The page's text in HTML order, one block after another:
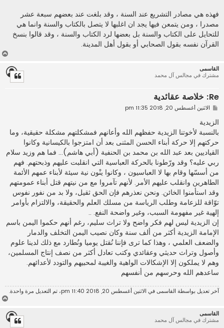
فهذه هي مصادر التشريع عند السنة ، وقد بلغت عند بعضهم سبعة عشر
مصدرا ، ومن يتمعن فيها يجد ان اغلبها لا يتصل بالكتاب والسنة وانما هي
للتحايل على الكتاب والسنة بل بعضها لرد الكتاب والسنة ، وقد قالوا بنسخ
القرآن نفسه بقول الصحابي أو بقول أهل المدينة.
القاسمى
مشترك في مجالس آل محمد
Re: خلاصة عقائدية
م
ر
ك
ة
الاثنين أغسطس 20, 2018 11:35 pm
الزيدية
بالنسبة لأخوتنا الزيدية حفظهم الله وأعانهم فمشكلتهم مشكلة حقيقية، وما
حركتهم إلا حركة أبناء الحسن المثنى بعد أن امتزجوا بالكيسانية وكانوا
القياديين بعد عبد الله بن محمد بن الحنفية (أبي هاشم)... فما هم وزيد سلام
ربي عليه؟ وقد ورّطونا بالحركة العباسية التي انقلبت عليهم وذبحتهم. فهم
من أسسّها وقام بها لا العباسيون ، وكانوا ينْون نية سيئة لأبناء عمهم الأئمة
الطاهرين وانقلب عليهم الأمر. لأنهم تآمروا مع من نيتهم قتل أبناء عمومتهم
وقد استأمنوا الخائن. ونحن نعذرهم فإن الحق ثقيل، ولا بد من نفور نفوس
توّاقة للزعامة وطلب الرياسة من مسلك العلم والحقيقة، والالتزام بأوامر
إلهية غير مفهومة السبب، وغير واضحة النفع. ..
إن الزيدية ليس لهم فكر واضح ولا تراث سليم، رغم أنهم حكموا اليمن باسم
الإمامة الزيدية أكثر من ألف سنة وكان نصيب اليمن التخلف والدمار
والضعف العلمي ، وهذا كما ترى فإننا نُقتل يوميا ونُطارد مع ذلك لدينا علوم
وأصول وتراث حديثي وعقائدي وكتب تعادل أكثر من نصف إنتاج المسلمين،
وهم لا يملكون إلا الإشكالات الواهية والغيبة لمحبيهم والتودد لأعدائهم.
ساعدهم الله وحرسهم من أنفسهم
آخر تعديل بواسطة القاسمىفي الاثنين أغسطس 20, 2018 11:40 pm، تم التعديل مرة واحدة.
القاسمى
مشترك في مجالس آل محمد